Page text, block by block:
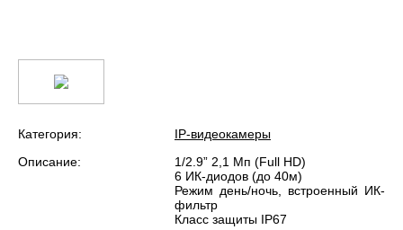
Категория:
IP-видеокамеры
Описание:
1/2.9” 2,1 Мп (Full HD)
6 ИК-диодов (до 40м)
Режим день/ночь, встроенный ИК-
фильтр
Класс защиты IР67